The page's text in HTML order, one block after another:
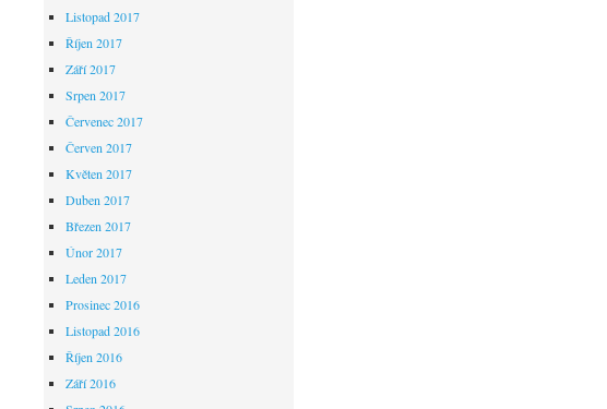
Listopad 2017
Říjen 2017
Září 2017
Srpen 2017
Červenec 2017
Červen 2017
Květen 2017
Duben 2017
Březen 2017
Únor 2017
Leden 2017
Prosinec 2016
Listopad 2016
Říjen 2016
Září 2016